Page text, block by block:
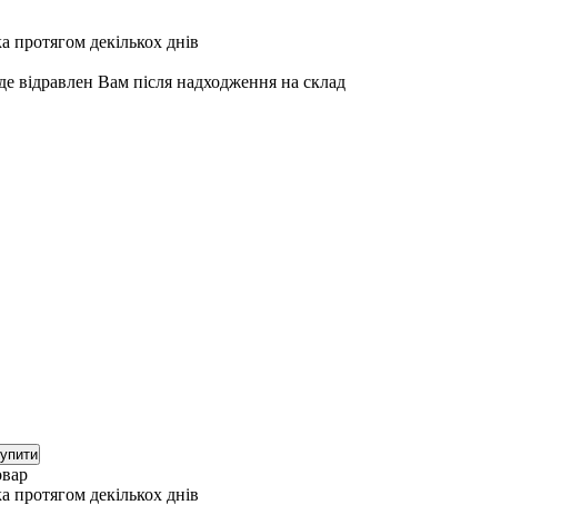
протягом декількох днів
відравлен Вам після надходження на склад
протягом декількох днів